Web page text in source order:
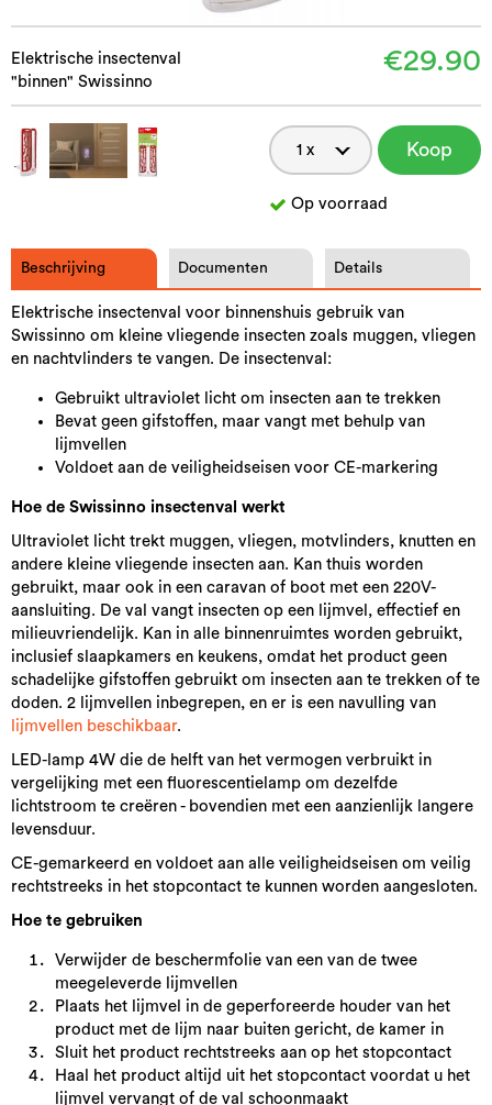
Elektrische insectenval
"binnen" Swissinno
€29.90
Koop
Op voorraad
Beschrijving Documenten Details
Elektrische insectenval voor binnenshuis gebruik van
Swissinno om kleine vliegende insecten zoals muggen, vliegen
en nachtvlinders te vangen. De insectenval:
Gebruikt ultraviolet licht om insecten aan te trekken
Bevat geen gifstoffen, maar vangt met behulp van
lijmvellen
Voldoet aan de veiligheidseisen voor CE-markering
Hoe de Swissinno insectenval werkt
Ultraviolet licht trekt muggen, vliegen, motvlinders, knutten en
andere kleine vliegende insecten aan. Kan thuis worden
gebruikt, maar ook in een caravan of boot met een 220V-
aansluiting. De val vangt insecten op een lijmvel, effectief en
milieuvriendelijk. Kan in alle binnenruimtes worden gebruikt,
inclusief slaapkamers en keukens, omdat het product geen
schadelijke gifstoffen gebruikt om insecten aan te trekken of te
doden. 2 lijmvellen inbegrepen, en er is een navulling van
lijmvellen beschikbaar.
LED-lamp 4W die de helft van het vermogen verbruikt in
vergelijking met een fluorescentielamp om dezelfde
lichtstroom te creëren - bovendien met een aanzienlijk langere
levensduur.
CE-gemarkeerd en voldoet aan alle veiligheidseisen om veilig
rechtstreeks in het stopcontact te kunnen worden aangesloten.
Hoe te gebruiken
Verwijder de beschermfolie van een van de twee
meegeleverde lijmvellen
Plaats het lijmvel in de geperforeerde houder van het
product met de lijm naar buiten gericht, de kamer in
Sluit het product rechtstreeks aan op het stopcontact
Haal het product altijd uit het stopcontact voordat u het
lijmvel vervangt of de val schoonmaakt